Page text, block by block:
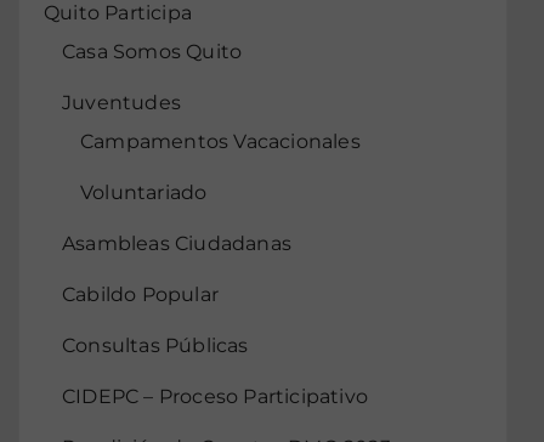
Quito Participa
Casa Somos Quito
Juventudes
Campamentos Vacacionales
Voluntariado
Asambleas Ciudadanas
Cabildo Popular
Consultas Públicas
CIDEPC – Proceso Participativo